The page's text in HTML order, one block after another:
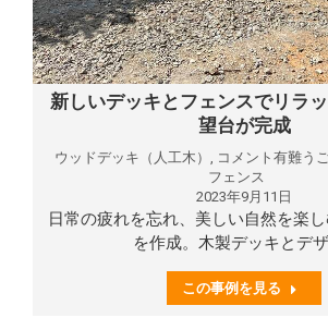
新しいデッキとフェンスでリラ
望台が完成
ウッドデッキ（人工木） コメント有難う
フェンス
2023年9月11日
日常の疲れを忘れ、美しい自然を楽
を作成。木製デッキとデ
この事例を見る